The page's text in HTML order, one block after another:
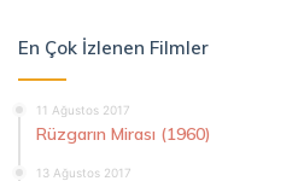
En Çok İzlenen Filmler
11 Ağustos 2017
Rüzgarın Mirası (1960)
13 Ağustos 2017